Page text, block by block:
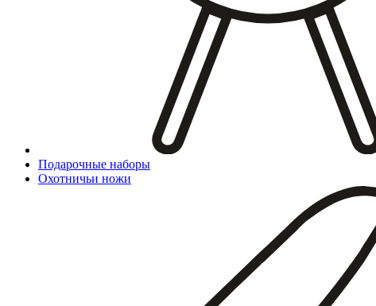
Подарочные наборы
Охотничьи ножи